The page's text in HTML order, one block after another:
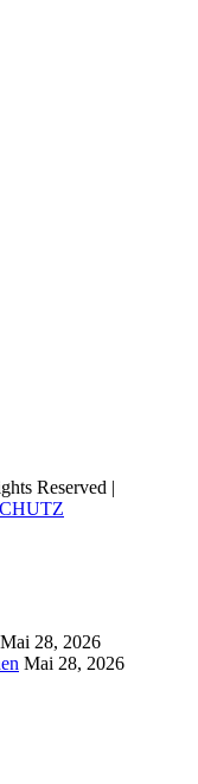
Reserved |
Mai 28, 2026
Mai 28, 2026